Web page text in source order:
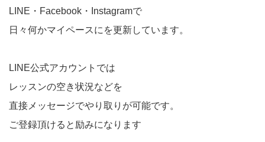
LINE・Facebook・Instagramで
日々何かマイペースにを更新しています。
LINE公式アカウントでは
レッスンの空き状況などを
直接メッセージでやり取りが可能です。
ご登録頂けると励みになります